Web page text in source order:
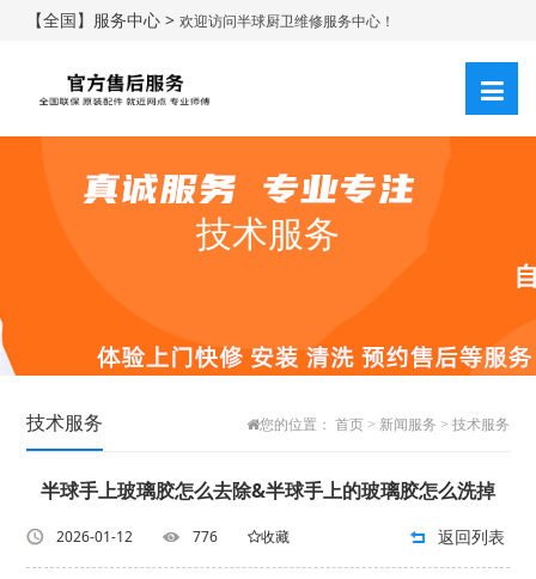
【全国】服务中心 >欢迎访问半球厨卫维修服务中心！
技术服务
技术服务 您的位置： 首页> 新闻服务 > 技术服务
半球手上玻璃胶怎么去除&半球手上的玻璃胶怎么洗掉
2026-01-12 776 收藏 返回列表